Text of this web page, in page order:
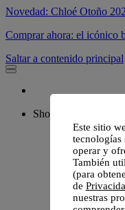
Novedad: Chloé Otoño
Comprar ahora: el icónico
Saltar a contenido principal
Shop
Este sitio
tecnologías
operar y
También
(para
de
nuestras